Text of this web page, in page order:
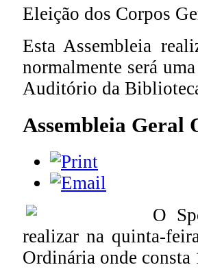
Eleição dos Corpos
Esta Assembleia
normalmente será
Auditório da
Assembleia Geral
O
realizar na quinta-
Ordinária onde